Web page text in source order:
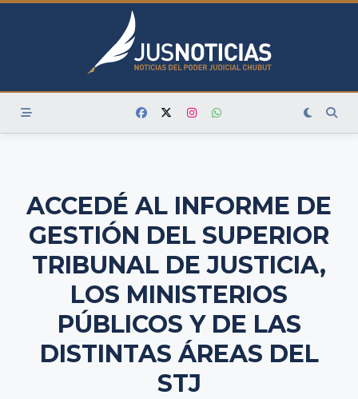
Skip
ACCEDÉ AL INFORME DE
GESTIÓN DEL SUPERIOR
TRIBUNAL DE JUSTICIA,
LOS MINISTERIOS
PÚBLICOS Y DE LAS
DISTINTAS ÁREAS DEL
STJ